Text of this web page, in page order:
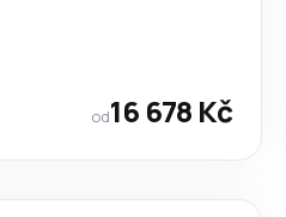
od16 678 Kč